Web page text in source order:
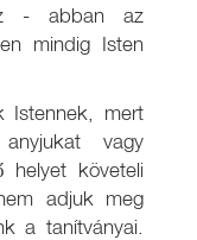
- abban az
mindig Isten
Istennek, mert
vagy
követeli
adjuk meg
a tanítványai.